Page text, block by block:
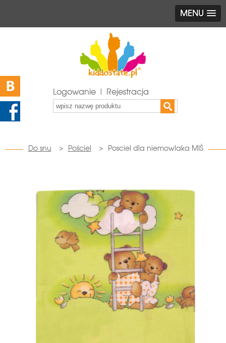
MENU
Logowanie | Rejestracja
Do snu > Pościel > Posciel dla niemowlaka MIŚ